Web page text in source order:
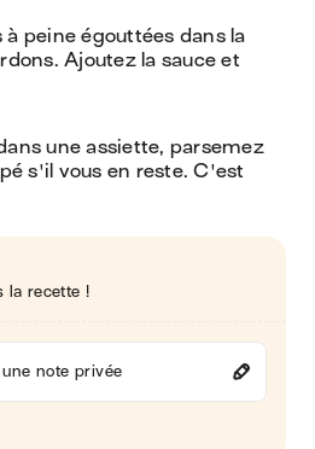
à peine égouttées dans la
Ajoutez la sauce et
une assiette, parsemez
s'il vous en reste. C'est
la recette !
note privée